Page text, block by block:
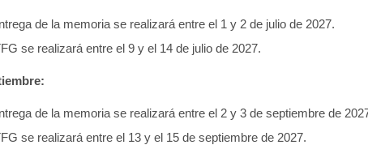
de la memoria se realizará entre el 1 y 2 de julio de 2027.
se realizará entre el 9 y el 14 de julio de 2027.
de la memoria se realizará entre el 2 y 3 de septiembre de
se realizará entre el 13 y el 15 de septiembre de 2027.